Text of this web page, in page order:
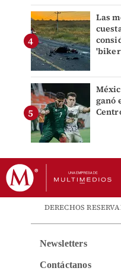
Las
ganó
DERECHOS
Newsletters
Contáctanos